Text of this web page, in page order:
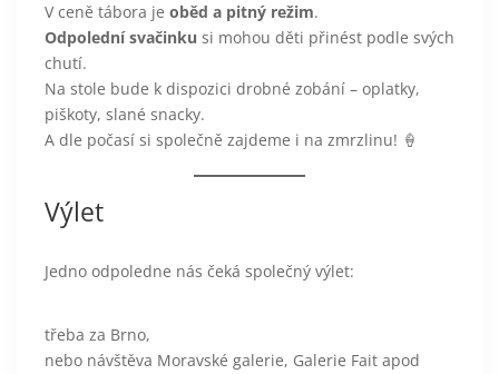
V ceně tábora je oběd a pitný režim.
Odpolední svačinku si mohou děti přinést podle svých
chutí.
Na stole bude k dispozici drobné zobání – oplatky,
piškoty, slané snacky.
A dle počasí si společně zajdeme i na zmrzlinu! 🍦
Výlet
Jedno odpoledne nás čeká společný výlet:
třeba za Brno,
nebo návštěva Moravské galerie, Galerie Fait apod